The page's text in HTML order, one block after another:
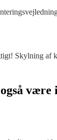
Skylning af
være